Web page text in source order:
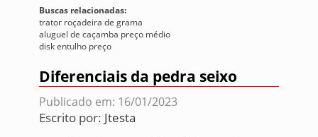
Buscas relacionadas:
trator roçadeira de grama
aluguel de caçamba preço médio
disk entulho preço
Diferenciais da pedra seixo
Publicado em: 16/01/2023
Escrito por: Jtesta